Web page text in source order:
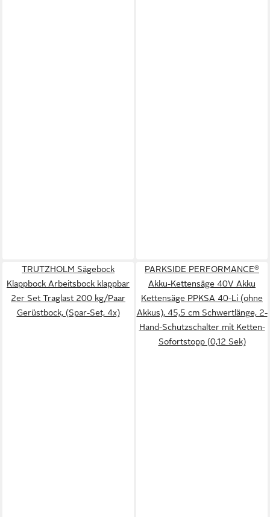
TRUTZHOLM Sägebock
Klappbock Arbeitsbock klappbar
2er Set Traglast 200 kg/Paar
Gerüstbock, (Spar-Set, 4x)
PARKSIDE PERFORMANCE®
Akku-Kettensäge 40V Akku
Kettensäge PPKSA 40-Li (ohne
Akkus), 45,5 cm Schwertlänge, 2-
Hand-Schutzschalter mit Ketten-
Sofortstopp (0,12 Sek)